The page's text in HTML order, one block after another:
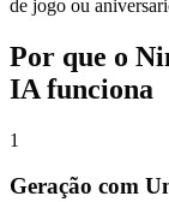
de jogo ou
Por que o
IA funciona
1
Geração com